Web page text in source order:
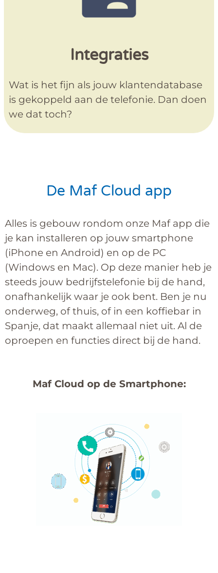
Integraties
Wat is het fijn als jouw klantendatabase
is gekoppeld aan de telefonie. Dan doen
we dat toch?
De Maf Cloud app
Alles is gebouw rondom onze Maf app die
je kan installeren op jouw smartphone
(iPhone en Android) en op de PC
(Windows en Mac). Op deze manier heb je
steeds jouw bedrijfstelefonie bij de hand,
onafhankelijk waar je ook bent. Ben je nu
onderweg, of thuis, of in een koffiebar in
Spanje, dat maakt allemaal niet uit. Al de
oproepen en functies direct bij de hand.
Maf Cloud op de Smartphone: